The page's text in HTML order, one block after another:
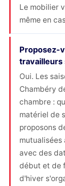
Le mobilier
même en
Proposez-
travailleurs
Oui. Les
Chambéry
chambre :
matériel de
proposons
mutualisées
avec des
début et de
d'hiver